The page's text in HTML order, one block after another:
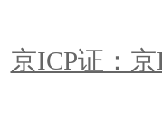
京ICP证：